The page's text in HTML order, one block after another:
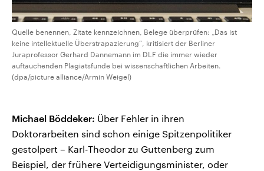
Quelle benennen, Zitate kennzeichnen, Belege überprüfen: „Das ist
keine intellektuelle Überstrapazierung“, kritisiert der Berliner
Juraprofessor Gerhard Dannemann im DLF die immer wieder
auftauchenden Plagiatsfunde bei wissenschaftlichen Arbeiten.
(dpa/picture alliance/Armin Weigel)
Michael Böddeker: Über Fehler in ihren
Doktorarbeiten sind schon einige Spitzenpolitiker
gestolpert – Karl-Theodor zu Guttenberg zum
Beispiel, der frühere Verteidigungsminister, oder